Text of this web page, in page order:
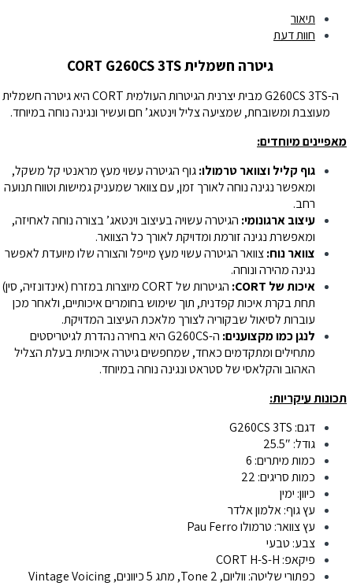
תיאור
חוות דעת
גיטרה חשמלית CORT G260CS 3TS
ה-G260CS 3TS מבית יצרנית הגיטרות העולמית CORT היא גיטרה חשמלית
מעוצבת ומשובחת, שמציעה צליל וינטאג’ חם ועשיר ונגינה נוחה במיוחד.
מאפיינים מיוחדים:
גוף קליל וצוואר טרמולו:גוף הגיטרה עשוי מעץ מראנטי קל משקל,
ומאפשר נגינה נוחה לאורך זמן, עם צוואר שמעניק גמישות וטווח תנועה
רחב.
עיצוב ארגונומי:הגיטרה עשויה בעיצוב וינטאג’ בצורה נוחה לאחיזה,
ומאפשרת נגינה זורמת ומדויקת לאורך כל הצוואר.
צוואר נוח:צוואר הגיטרה עשוי מעץ מייפל והצורה שלו מיועדת לאפשר
נגינה מהירה ונוחה.
איכות של CORT:
הגיטרות של CORT מיוצרות במזרח (אינדונזיה, סין)
תחת בקרת איכות קפדנית, תוך שימוש בחומרים איכותיים, ולאחר מכן
עוברות לסיאול שבקוריה לצורך מלאכת העיצוב המדויקת.
לנגן כמו מקצוענים:
ה-G260CS היא בחירה נהדרת לגיטריסטים
מתחילים ומתקדמים כאחד, שמחפשים גיטרה איכותית בעלת הצליל
האהוב והקלאסי של סטראט ונגינה נוחה במיוחד.
תכונות עיקריות:
דגם: G260CS 3TS
גודל: 25.5″
כמות מיתרים: 6
כמות סריגים: 22
כיוון: ימין
עץ גוף: אלמון אלדר
עץ צוואר: טרמולו Pau Ferro
צבע: טבעי
פיקאפ: CORT H-S-H
כפתורי שליטה: ווליום, 2 Tone, מתג 5 כיוונים, Vintage Voicing